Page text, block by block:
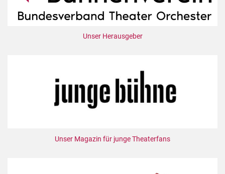
Unser Herausgeber
Unser Magazin für junge Theaterfans